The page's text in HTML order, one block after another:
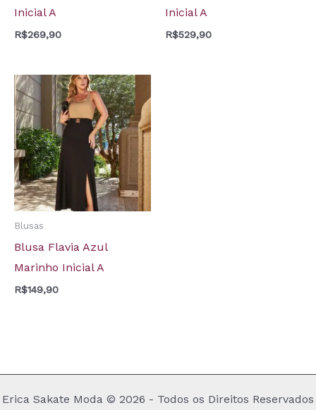
Inicial A
R$269,90
Inicial A
R$529,90
Blusas
Blusa Flavia Azul
Marinho Inicial A
R$149,90
Erica Sakate Moda © 2026 - Todos os Direitos Reservados